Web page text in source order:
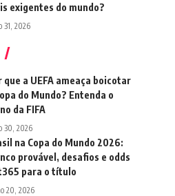
exigentes do mundo?
31, 2026
que a UEFA ameaça boicotar
do Mundo? Entenda o
da FIFA
30, 2026
na Copa do Mundo 2026:
provável, desafios e odds
para o título
20, 2026